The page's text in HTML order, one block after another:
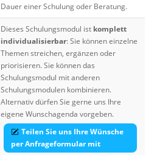
Dauer einer Schulung oder Beratung.
Dieses Schulungsmodul ist komplett
individualisierbar: Sie können einzelne
Themen streichen, ergänzen oder
priorisieren. Sie können das
Schulungsmodul mit anderen
Schulungsmodulen kombinieren.
Alternativ dürfen Sie gerne uns Ihre
eigene Wunschagenda vorgeben.
Teilen Sie uns Ihre Wünsche
per Anfrageformular mit